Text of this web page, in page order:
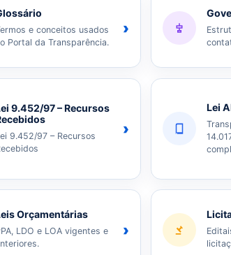
e conceitos usados
Portal da Transparência.
›
9.452/97 – Recursos
9.452/97 – Recursos
›
Lei
Orçamentárias
LDO e LOA vigentes e
›